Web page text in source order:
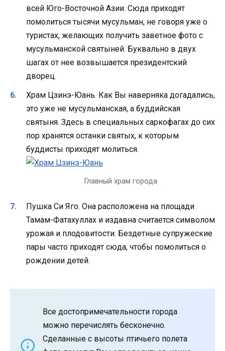
всей Юго-Восточной Азии. Сюда приходят
помолиться тысячи мусульман, не говоря уже о
туристах, желающих получить заветное фото с
мусульманской святыней. Буквально в двух
шагах от нее возвышается президентский
дворец.
Храм Цзинэ-Юань. Как Вы наверняка догадались,
это уже не мусульманская, а буддийская
святыня. Здесь в специальных саркофагах до сих
пор хранятся останки святых, к которым
буддисты приходят молиться.
Главный храм города
Пушка Си Яго. Она расположена на площади
Тамам-Фатахуллах и издавна считается символом
урожая и плодовитости. Бездетные супружеские
пары часто приходят сюда, чтобы помолиться о
рождении детей.
Все достопримечательности города
можно перечислять бесконечно.
Сделанные с высоты птичьего полета